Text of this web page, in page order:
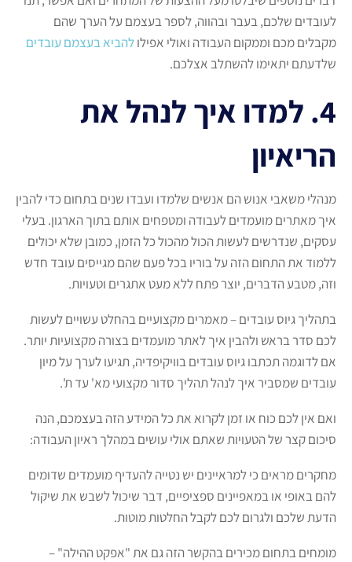
לעובדים שלכם, בעבר ובהווה, לספר בעצמם על הערך שהם
מקבלים מכם וממקום העבודה ואולי אפילולהביא בעצמם עובדים
שלדעתם יתאימו להשתלב אצלכם.
4. למדו איך לנהל את
הריאיון
מנהלי משאבי אנוש הם אנשים שלמדו ועבדו שנים בתחום כדי להבין
איך מאתרים מועמדים לעבודה ומטפחים אותם בתוך הארגון. בעלי
עסקים, שנדרשים לעשות הכול מהכול כל הזמן, כמובן שלא יכולים
ללמוד את התחום הזה על בוריו בכל פעם שהם מגייסים עובד חדש
וזה, מטבע הדברים, יוצר פתח ללא מעט אתגרים וטעויות.
בתהליך גיוס עובדים – מאמרים מקצועיים בהחלט עשויים לעשות
לכם סדר בראש ולהבין איך לאתר מועמדים בצורה מקצועיות יותר.
אם לדוגמה תכתבו גיוס עובדים בוויקיפדיה, תגיעו לערך על מיון
עובדים שמסביר איך לנהל תהליך סדור מקצועי מא' עד ת'.
ואם אין לכם כוח או זמן לקרוא את כל המידע הזה בעצמכם, הנה
סיכום קצר של הטעויות שאתם אולי עושים במהלך ראיון העבודה:
מחקרים מראים כי למראיינים יש נטייה להעדיף מועמדים שדומים
להם באופי או במאפיינים ספציפיים, דבר שיכול לשבש את שיקול
הדעת שלכם ולגרום לכם לקבל החלטות מוטות.
מומחים בתחום מכירים בהקשר הזה גם את "אפקט ההילה" –